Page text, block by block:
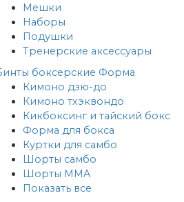
Мешки
Наборы
Подушки
Тренерские аксессуары
боксерские Форма
Кимоно дзю-до
Кимоно тхэквондо
Кикбоксинг и тайский бокс
Форма для бокса
Куртки для самбо
Шорты самбо
Шорты MMA
Показать все